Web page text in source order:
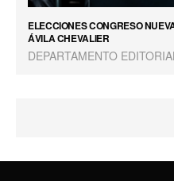
ELECCIONES CONGRESO
ÁVILA CHEVALIER
DEPARTAMENTO